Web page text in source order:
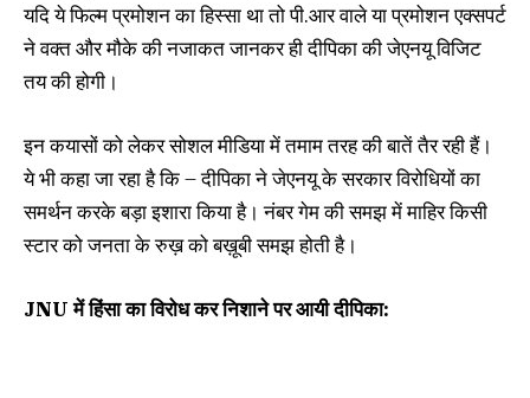
यदि ये फिल्म प्रमोशन का हिस्सा था तो पी.आर वाले या प्रमोशन एक्सपर्ट
ने वक्त और मौके की नजाकत जानकर ही दीपिका की जेएनयू विजिट
तय की होगी।
इन कयासों को लेकर सोशल मीडिया में तमाम तरह की बातें तैर रही हैं।
ये भी कहा जा रहा है कि – दीपिका ने जेएनयू के सरकार विरोधियों का
समर्थन करके बड़ा इशारा किया है। नंबर गेम की समझ में माहिर किसी
स्टार को जनता के रुख़ को बख़ूबी समझ होती है।
JNU में हिंसा का विरोध कर निशाने पर आयी दीपिका: